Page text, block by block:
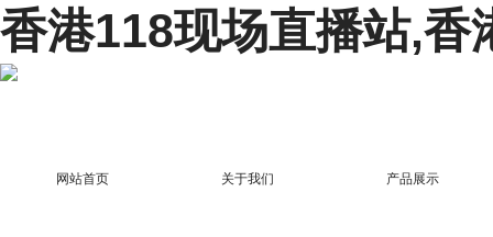
香港118现场直播站,香
网站首页 关于我们 产品展示